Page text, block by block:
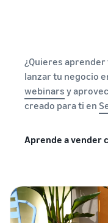
¿Quieres
lanzar tu negocio
webinars y
creado para ti en
Aprende a vender